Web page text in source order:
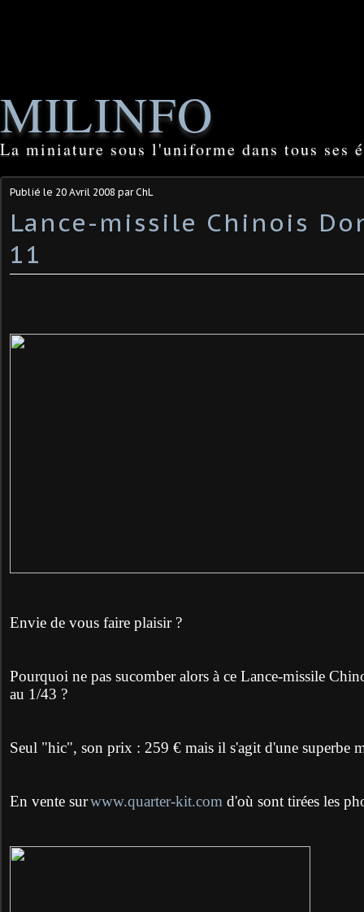
MILINFO
La miniature sous l'uniforme dans tous ses
Publié le 20 Avril 2008 par ChL
Lance-missile Chinois
11
Envie de vous faire plaisir ?
Pourquoi ne pas sucomber alors à ce Lance-missile
au 1/43 ?
Seul "hic", son prix : 259 € mais il s'agit d'une superbe
En vente surwww.quarter-kit.com d'où sont tirées les